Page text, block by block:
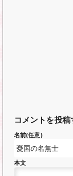
コメントを投稿
名前(任意)
本文